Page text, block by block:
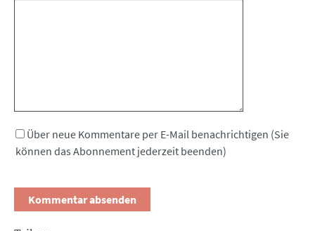
Über neue Kommentare per E-Mail benachrichtigen (Sie
können das Abonnement jederzeit beenden)